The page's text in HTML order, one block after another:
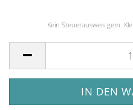
Kein Steuerausweis gem.